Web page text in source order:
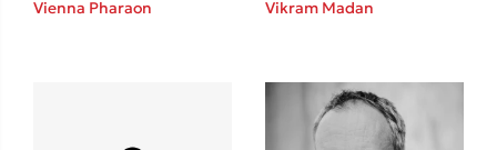
Vienna Pharaon Vikram Madan